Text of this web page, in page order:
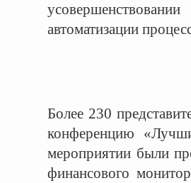
автоматизации
Более 230
конференцию
мероприятии были
финансового